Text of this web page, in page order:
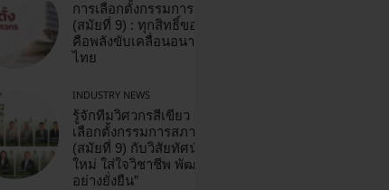
การเลือกตั้งกรรมการสภาวิศวกร
(สมัยที่ 9) : ทุกสิทธิ์ของสมาชิก
คือพลังขับเคลื่อนอนาคตวิศวกร
ไทย
INDUSTRY NEWS
รู้จักทีมวิศวกรสีเขียว ผู้สมัคร
เลือกตั้งกรรมการสภาวิศวกร
(สมัยที่ 9) กับวิสัยทัศน์ “วิศวกรยุค
ใหม่ ใส่ใจวิชาชีพ พัฒนาสังคม
อย่างยั่งยืน”